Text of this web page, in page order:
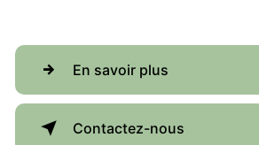
En savoir plus
Contactez-nous